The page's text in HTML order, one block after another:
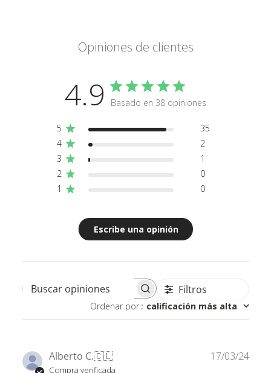
Opiniones de clientes
4.9 Basado en 38 opiniones
5
35
4
2
3
1
2
0
1
0
Escribe una opinión
Buscar opiniones Filtros
Ordenar por : calificación más alta
Alberto C.🇨🇱
Compra verificada
17/03/24